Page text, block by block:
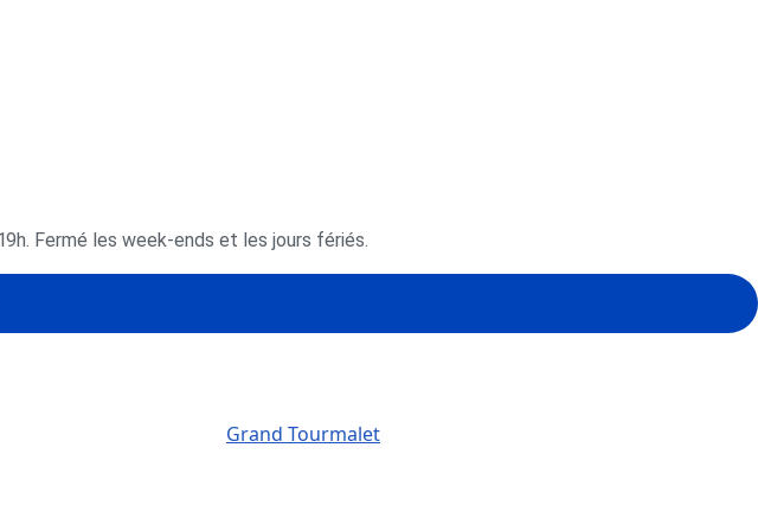
Fermé les week-ends et les jours fériés.
Grand Tourmalet